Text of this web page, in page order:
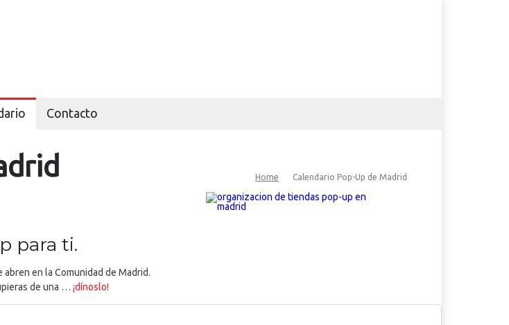
Contacto
Home Calendario Pop-Up de Madrid
para ti.
en la Comunidad de Madrid.
de una … ¡dínoslo!